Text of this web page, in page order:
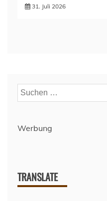
31. Juli 2026
Suchen
nach:
Werbung
TRANSLATE